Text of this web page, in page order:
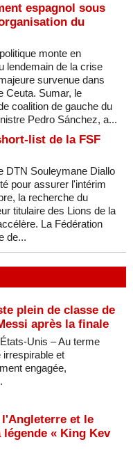
espagnol sous
du
monte en
lendemain de la crise
survenue dans
Ceuta. Sumar, le
coalition de gauche du
Pedro Sánchez, a...
list de la FSF
DTN Souleymane Diallo
pour assurer l'intérim
la recherche du
titulaire des Lions de la
La Fédération
de...
plein de classe de
après la finale
Unis – Au terme
irrespirable et
engagée,
et le
« King Kev